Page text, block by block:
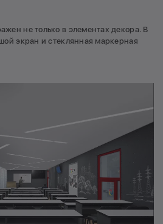
не только в элементах декора. В
экран и стеклянная маркерная